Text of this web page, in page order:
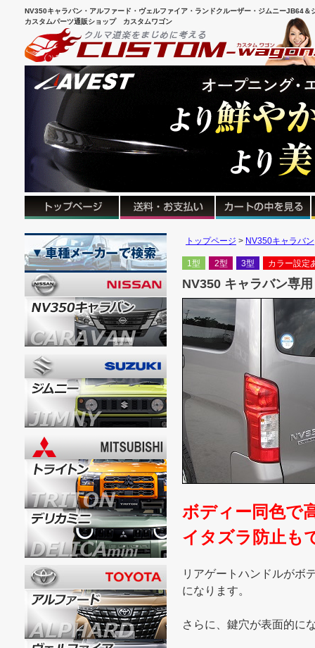
NV350キャラバン・アルファード・ヴェルファイア・ランドクルーザー・ジムニーJB64
カスタムパーツ通販ショップ カスタムワゴン
トップページ NV350キャラバン
1型 2型 3型 カラー設定
NV350 キャラバン専
ボディー同色で
イタズラ防止も
リアゲートハンドルがボ
になります。
さらに、鍵穴が表面的に